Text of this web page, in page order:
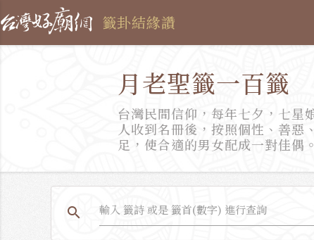
籤卦結緣讚
月老聖籤一百籤
台灣民間信仰，每年七夕，七星
人收到名冊後，按照個性、善惡
足，使合適的男女配成一對佳偶。
search